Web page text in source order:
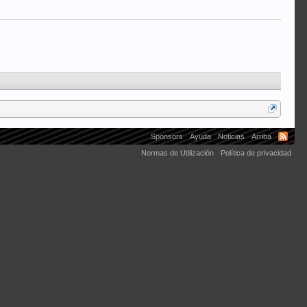
Sponsors Ayuda Noticias
Arriba
Normas de Utilización
Política de privacidad